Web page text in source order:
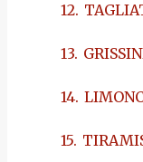
12.
13.
14.
15.